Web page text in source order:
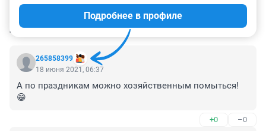
КОММЕНТАРИИ 2
265858399
Подробнее в профиле
18 июня 2021, 06:37
А по праздникам можно хозяйственным помыться!
😁
+0 –0